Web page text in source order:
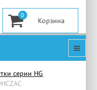
0
серии HG